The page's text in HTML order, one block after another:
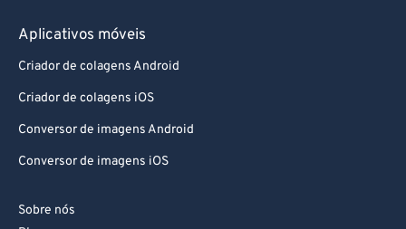
Aplicativos móveis
Criador de colagens Android
Criador de colagens iOS
Conversor de imagens Android
Conversor de imagens iOS
Sobre nós